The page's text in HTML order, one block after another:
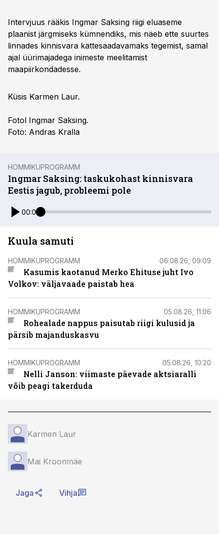
Intervjuus rääkis Ingmar Saksing riigi eluaseme
plaanist järgmiseks kümnendiks, mis näeb ette suurtes
linnades kinnisvara kättesaadavamaks tegemist, samal
ajal üürimajadega inimeste meelitamist
maapiirkondadesse.
Küsis Karmen Laur.
Fotol Ingmar Saksing.
Foto: Andras Kralla
HOMMIKUPROGRAMM
Ingmar Saksing: taskukohast kinnisvara
Eestis jagub, probleemi pole
00:00
Kuula samuti
HOMMIKUPROGRAMM 06.08.26, 09:09
Kasumis kaotanud Merko Ehituse juht Ivo
Volkov: väljavaade paistab hea
HOMMIKUPROGRAMM 05.08.26, 11:06
Rohealade nappus paisutab riigi kulusid ja
pärsib majanduskasvu
HOMMIKUPROGRAMM 05.08.26, 10:20
Nelli Janson: viimaste päevade aktsiaralli
võib peagi takerduda
Karmen Laur
Mai Kroonmäe
Jaga Vihja